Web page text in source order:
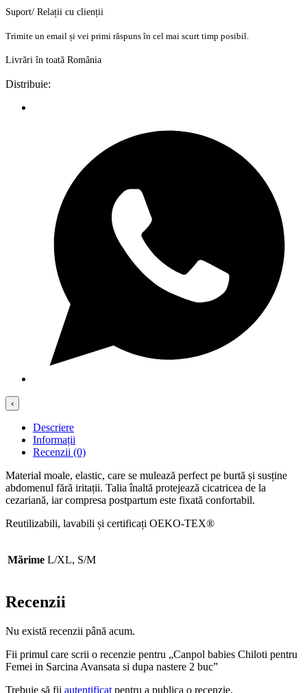
Suport/ Relații cu clienții
Trimite un email și vei primi răspuns în cel mai scurt timp posibil.
Livrări în toată România
Distribuie:
‹
Descriere
Informații
Recenzii (0)
Material moale, elastic, care se mulează perfect pe burtă și susține
abdomenul fără iritații. Talia înaltă protejează cicatricea de la
cezariană, iar compresa postpartum este fixată confortabil.
Reutilizabili, lavabili și certificați OEKO-TEX®
Mărime L/XL, S/M
Recenzii
Nu există recenzii până acum.
Fii primul care scrii o recenzie pentru „Canpol babies Chiloti pentru
Femei in Sarcina Avansata si dupa nastere 2 buc”
Trebuie să fii autentificat pentru a publica o recenzie.